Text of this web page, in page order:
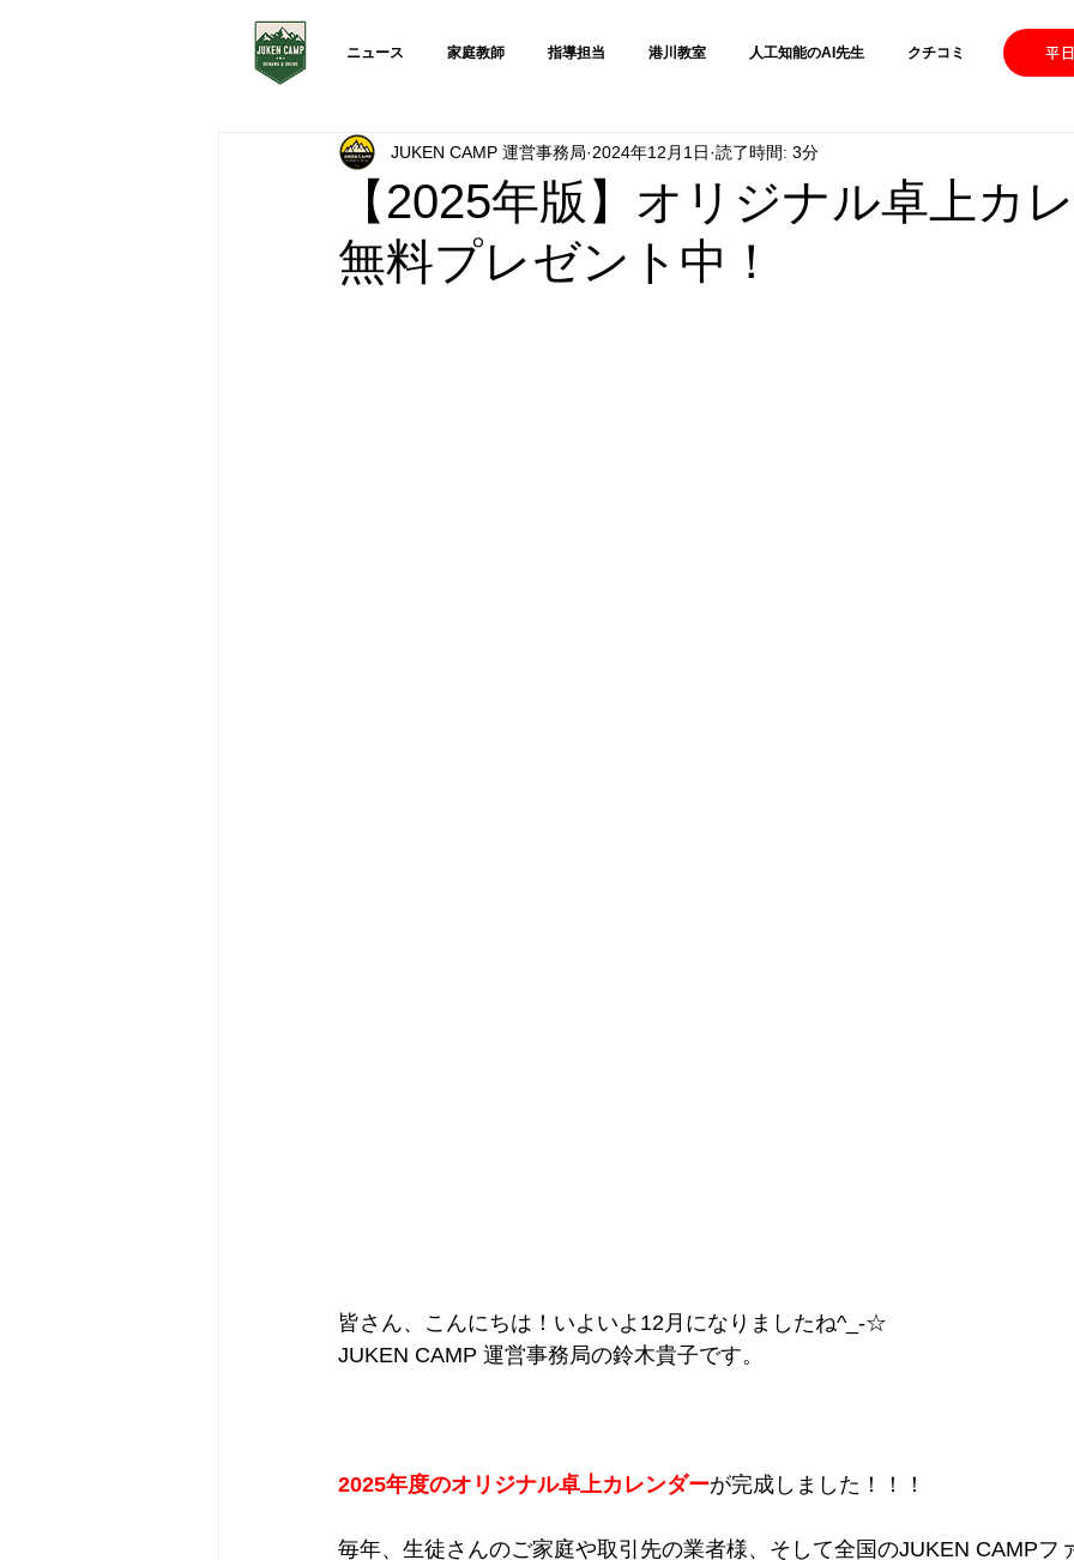
ニュース 家庭教師 指導担当 港川教室 人工知能のAI先生 クチコミ 【
平
【2025年版】オリジナル卓上カ
無料プレゼント中！
JUKEN CAMP 運営事務局 2024年12月1日 読了時間: 3分
皆さん、こんにちは！いよいよ12月になりましたね^_-☆
JUKEN CAMP 運営事務局の鈴木貴子です。
2025年度のオリジナル卓上カレンダーが完成しました！！！
毎年、生徒さんのご家庭や取引先の業者様、そして全国のJUKEN CAMPフ